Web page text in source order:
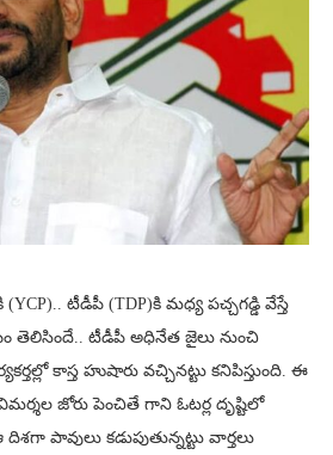
టీడీపీ (TDP)కి మధ్య పచ్చగడ్డి వేస్తే
తెలిసిందే.. టీడీపీ అధినేత జైలు నుంచి
కాస్త హుషారు వచ్చినట్టు కనిపిస్తుంది. ఈ
జోరు పెంచితే గాని ఓటర్ల దృష్టిలో
పావులు కడుపుతున్నట్టు వార్తలు